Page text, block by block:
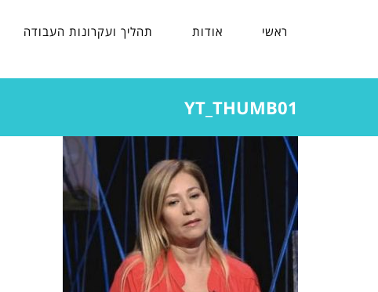
ראשי אודות תהליך ועקרונות העבודה
YT_THUMB01